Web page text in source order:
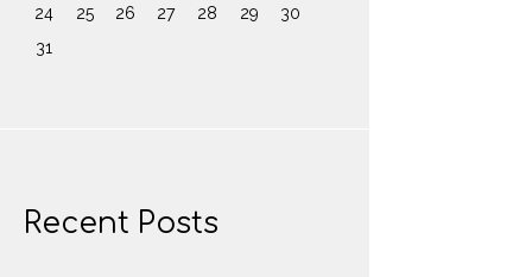
24 25 26 27 28 29
30
31
Recent Posts